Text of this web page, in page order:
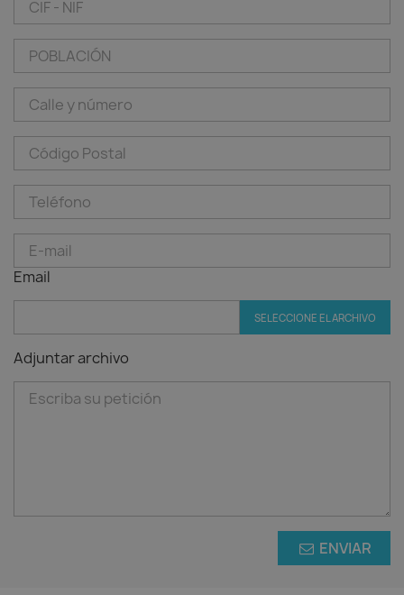
Email
SELECCIONE EL ARCHIVO
Adjuntar archivo
ENVIAR